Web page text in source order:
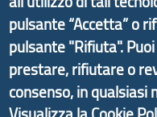
d'Area Antola-Tigullio,
Liguria ed ANCI
pulsante “Accetta” o
pulsante "Rifiuta".
prestare, rifiutare o
consenso, in qualsiasi